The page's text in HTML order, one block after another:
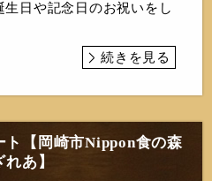
日や記念日のお祝いをし
続きを見る
ト【岡崎市Nippon食の森
れあ】